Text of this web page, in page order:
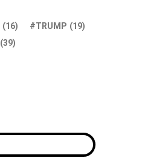
(16) TRUMP (19)
(39)